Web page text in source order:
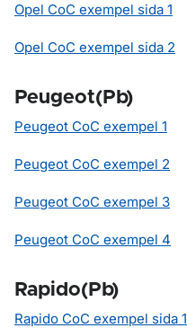
Opel CoC exempel sida 1
Opel CoC exempel sida 2
Peugeot(Pb)
Peugeot CoC exempel 1
Peugeot CoC exempel 2
Peugeot CoC exempel 3
Peugeot CoC exempel 4
Rapido(Pb)
Rapido CoC exempel sida 1